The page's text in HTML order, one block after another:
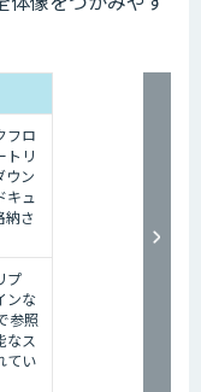
フロ
トリ
ウン
キュ
納さ
プ
ンな
参照
なス
てい